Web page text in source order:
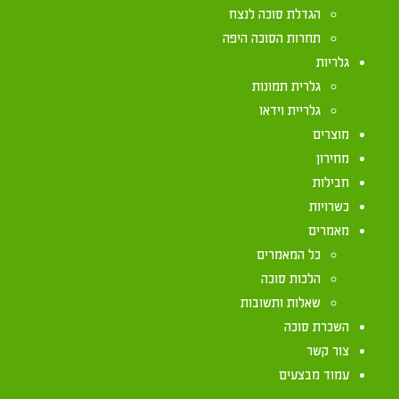
הגדלת סוכה לנצח
תחרות הסוכה היפה
גלריות
גלרית תמונות
גלריית וידאו
מוצרים
מחירון
חבילות
כשרויות
מאמרים
כל המאמרים
הלכות סוכה
שאלות ותשובות
השכרת סוכה
צור קשר
עמוד מבצעים